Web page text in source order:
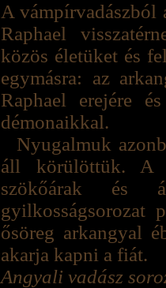
A vámpírvadászból
Raphael
közös életüket és
egymásra: az
Raphael erejére
démonaikkal.
Nyugalmuk
áll körülöttük. A
szökőárak és
gyilkosságsorozat
ősöreg arkangyal
akarja kapni a fiát.
Angyali vadász